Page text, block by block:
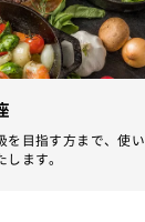
を目指す方まで、使い
ます。